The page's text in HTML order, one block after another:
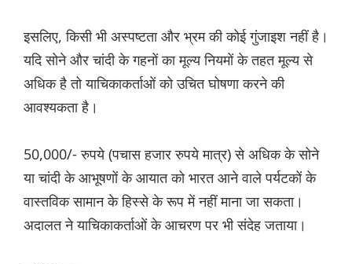
इसलिए, किसी भी अस्पष्टता और भ्रम की कोई गुंजाइश नहीं है।
यदि सोने और चांदी के गहनों का मूल्य नियमों के तहत मूल्य से
अधिक है तो याचिकाकर्ताओं को उचित घोषणा करने की
आवश्यकता है।
50,000/- रुपये (पचास हजार रुपये मात्र) से अधिक के सोने
या चांदी के आभूषणों के आयात को भारत आने वाले पर्यटकों के
वास्तविक सामान के हिस्से के रूप में नहीं माना जा सकता।
अदालत ने याचिकाकर्ताओं के आचरण पर भी संदेह जताया।